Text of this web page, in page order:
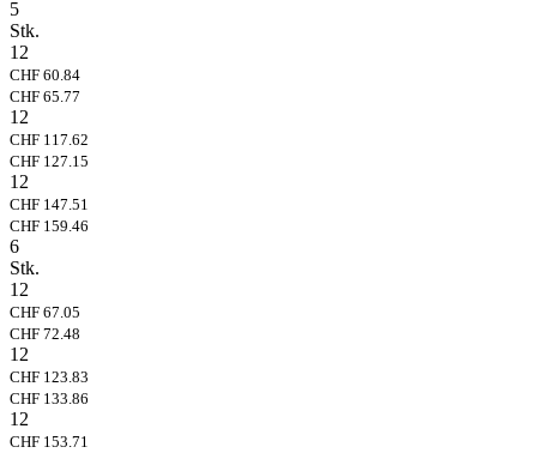
5
Stk.
12
CHF 60.84
CHF 65.77
12
CHF 117.62
CHF 127.15
12
CHF 147.51
CHF 159.46
6
Stk.
12
CHF 67.05
CHF 72.48
12
CHF 123.83
CHF 133.86
12
CHF 153.71